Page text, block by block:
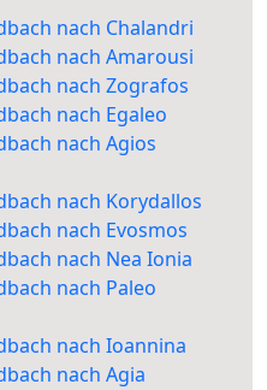
nach Chalandri
nach Amarousi
nach Zografos
nach Egaleo
nach Agios
nach Korydallos
nach Evosmos
nach Nea Ionia
nach Paleo
nach Ioannina
nach Agia